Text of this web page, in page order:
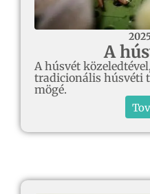
A
A húsvét
tradicionális húsvéti
mögé.